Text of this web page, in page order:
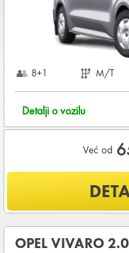
8+1 M/T
Detalji o vozilu
Već od
Šta je uključeno u ponudu?
OSNOVNI PAKET
(THW)
OPEL VIVARO